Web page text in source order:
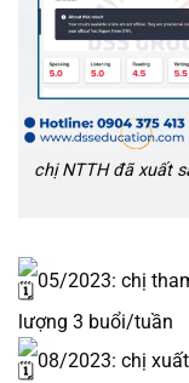
chị NTTH đã xuất
05/2023: chị
lượng 3 buổi/tuần
08/2023: chị